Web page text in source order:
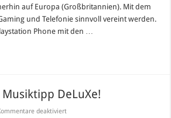
auf Europa (Großbritannien). Mit dem
und Telefonie sinnvoll vereint werden.
Phone mit den …
DeLuXe!
deaktiviertfür